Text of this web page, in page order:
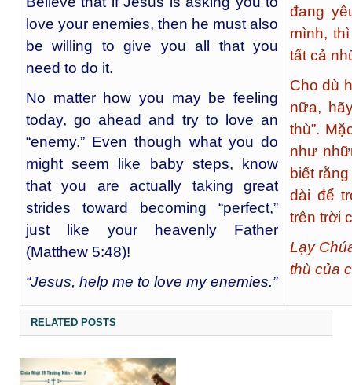
love your enemies, then he must also
be willing to give you all that you
need to do it.
No matter how you may be feeling
today, go ahead and try to love an
“enemy.” Even though what you do
might seem like baby steps, know
that you are actually taking great
strides toward becoming “perfect,”
just like your heavenly Father
(Matthew 5:48)!
“Jesus, help me to love my enemies.”
đang
mình,
tất cả
Cho dù
nữa,
thù”.
như
biết
dài để
trên trời
Lạy
thù của
RELATED POSTS